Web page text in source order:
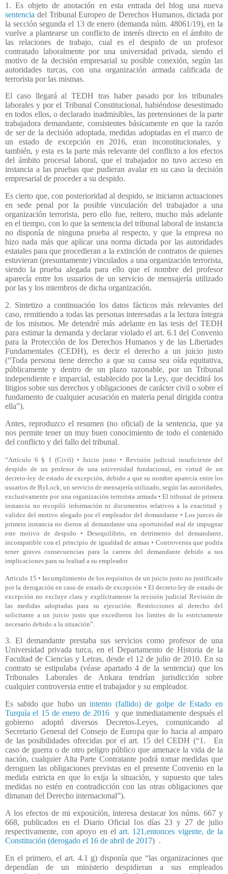
1. Es objeto de anotación en esta entrada del blog una nueva
sentencia del Tribunal Europeo de Derechos Humanos, dictada por
la sección segunda el 13 de enero (demanda núm. 48061/19), en la
vuelve a plantearse un conflicto de interés directo en el ámbito de
las relaciones de trabajo, cual es el despido de un profesor
contratado laboralmente por una universidad privada, siendo el
motivo de la decisión empresarial su posible conexión, según las
autoridades turcas, con una organización armada calificada de
terrorista por las mismas.
El caso llegará al TEDH tras haber pasado por los tribunales
laborales y por el Tribunal Constitucional, habiéndose desestimado
en todos ellos, o declarado inadmisibles, las pretensiones de la parte
trabajadora demandante, consistentes básicamente en que la razón
de ser de la decisión adoptada, medidas adoptadas en el marco de
un estado de excepción en 2016, eran inconstitucionales, y
también, y esta es la parte más relevante del conflicto a los efectos
del ámbito procesal laboral, que el trabajador no tuvo acceso en
instancia a las pruebas que pudieran avalar en su caso la decisión
empresarial de proceder a su despido.
Es cierto que, con posterioridad al despido, se iniciaron actuaciones
en sede penal por la posible vinculación del trabajador a una
organización terrorista, pero ello fue, reitero, mucho más adelante
en el tiempo, con lo que la sentencia del tribunal laboral de instancia
no disponía de ninguna prueba al respecto, y que la empresa no
hizo nada más que aplicar una norma dictada por las autoridades
estatales para que procedieran a la extinción de contratos de quienes
estuvieran (presuntamente) vinculados a una organización terrorista,
siendo la prueba alegada para ello que el nombre del profesor
aparecía entre los usuarios de un servicio de mensajería utilizado
por las y los miembros de dicha organización.
2. Sintetizo a continuación los datos fácticos más relevantes del
caso, remitiendo a todas las personas interesadas a la lectura íntegra
de los mismos. Me detendré más adelante en las tesis del TEDH
para estimar la demanda y declarar violado el art. 6.1 del Convenio
para la Protección de los Derechos Humanos y de las Libertades
Fundamentales (CEDH), es decir el derecho a un juicio justo
(“Toda persona tiene derecho a que su causa sea oída equitativa,
públicamente y dentro de un plazo razonable, por un Tribunal
independiente e imparcial, establecido por la Ley, que decidirá los
litigios sobre sus derechos y obligaciones de carácter civil o sobre el
fundamento de cualquier acusación en materia penal dirigida contra
ella”).
Antes, reproduzco el resumen (no oficial) de la sentencia, que ya
nos permite tener un muy buen conocimiento de todo el contenido
del conflicto y del fallo del tribunal.
“Artículo 6 § 1 (Civil) • Juicio justo • Revisión judicial insuficiente del
despido de un profesor de una universidad fundacional, en virtud de un
decreto-ley de estado de excepción, debido a que su nombre aparecía entre los
usuarios de ByLock, un servicio de mensajería utilizado, según las autoridades,
exclusivamente por una organización terrorista armada • El tribunal de primera
instancia no recopiló información ni documentos relativos a la exactitud y
validez del motivo alegado por el empleador del demandante • Los jueces de
primera instancia no dieron al demandante una oportunidad real de impugnar
este motivo de despido • Desequilibrio, en detrimento del demandante,
incompatible con el principio de igualdad de armas • Controversia que podría
tener graves consecuencias para la carrera del demandante debido a sus
implicaciones para su lealtad a su empleador
Artículo 15 • Incumplimiento de los requisitos de un juicio justo no justificado
por la derogación en caso de estado de excepción • El decreto-ley de estado de
excepción no excluye clara y explícitamente la revisión judicial Revisión de
las medidas adoptadas para su ejecución. Restricciones al derecho del
solicitante a un juicio justo que excedieron los límites de lo estrictamente
necesario debido a la situación”.
3. El demandante prestaba sus servicios como profesor de una
Universidad privada turca, en el Departamento de Historia de la
Facultad de Ciencias y Letras, desde el 12 de julio de 2010. En su
contrato se estipulaba (véase apartado 4 de la sentencia) que los
Tribunales Laborales de Ankara tendrían jurisdicción sobre
cualquier controversia entre el trabajador y su empleador.
Es sabido que hubo unintento (fallido) de golpe de Estado en
Turquía el 15 de enero de 2016
y que inmediatamente después el
gobierno adoptó diversos Decretos-Leyes, comunicando al
Secretario General del Consejo de Europa que lo hacia al amparo
de las posibilidades ofrecidas por el art. 15 del CEDH (“1. En
caso de guerra o de otro peligro público que amenace la vida de la
nación, cualquier Alta Parte Contratante podrá tomar medidas que
deroguen las obligaciones previstas en el presente Convenio en la
medida estricta en que lo exija la situación, y supuesto que tales
medidas no estén en contradicción con las otras obligaciones que
dimanan del Derecho internacional”).
A los efectos de mi exposición, interesa destacar los núms. 667 y
668, publicados en el Diario Oficial los días 23 y 27 de julio
respectivamente, con apoyo en elart. 121,entonces vigente, de la
Constitución (derogado el 16 de abril de 2017) .
En el primero, el art. 4.1 g) disponía que “las organizaciones que
dependían de un ministerio despidieran a sus empleados